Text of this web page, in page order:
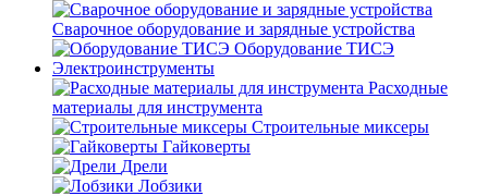
Сварочное оборудование и зарядные устройства
Оборудование ТИСЭ
Электроинструменты
Расходные
материалы для инструмента
Строительные миксеры
Гайковерты
Дрели
Лобзики